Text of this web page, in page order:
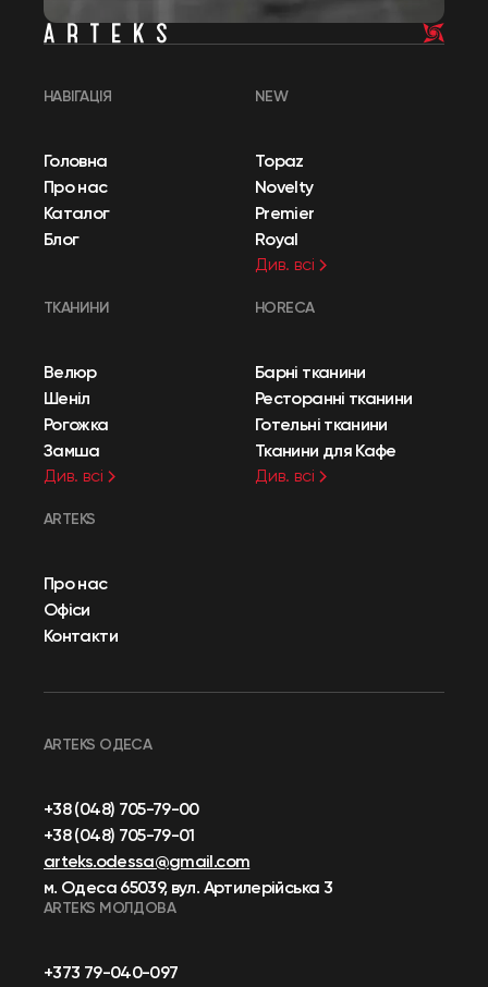
НАВІГАЦІЯ
Головна
Про нас
Каталог
Блог
NEW
Topaz
Novelty
Premier
Royal
Див. всі
ТКАНИНИ
Велюр
Шеніл
Рогожка
Замша
Див. всі
HORECA
Барні тканини
Ресторанні тканини
Готельні тканини
Тканини для Кафе
Див. всі
ARTEKS
Про нас
Офіси
Контакти
ARTEKS ОДЕСА
+38 (048) 705-79-00
+38 (048) 705-79-01
arteks.odessa@gmail.com
м. Одеса 65039, вул. Артилерійська 3
ARTEKS МОЛДОВА
+373 79-040-097